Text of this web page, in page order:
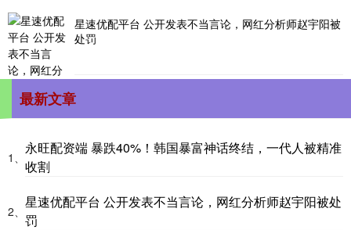
星速优配平台 公开发表不当言论，网红分析师赵宇阳被
处罚
最新文章
1、
永旺配资端 暴跌40%！韩国暴富神话终结，一代人被精准
收割
2、
星速优配平台 公开发表不当言论，网红分析师赵宇阳被处
罚